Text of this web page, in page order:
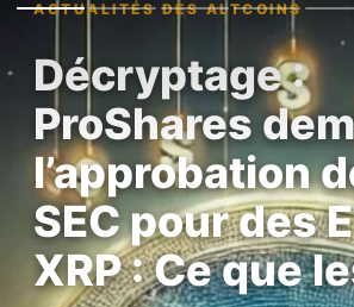
ACTUALITÉS DES ALTCOINS
Décryptage :
ProShares
l’approbation
SEC pour des
XRP : Ce que